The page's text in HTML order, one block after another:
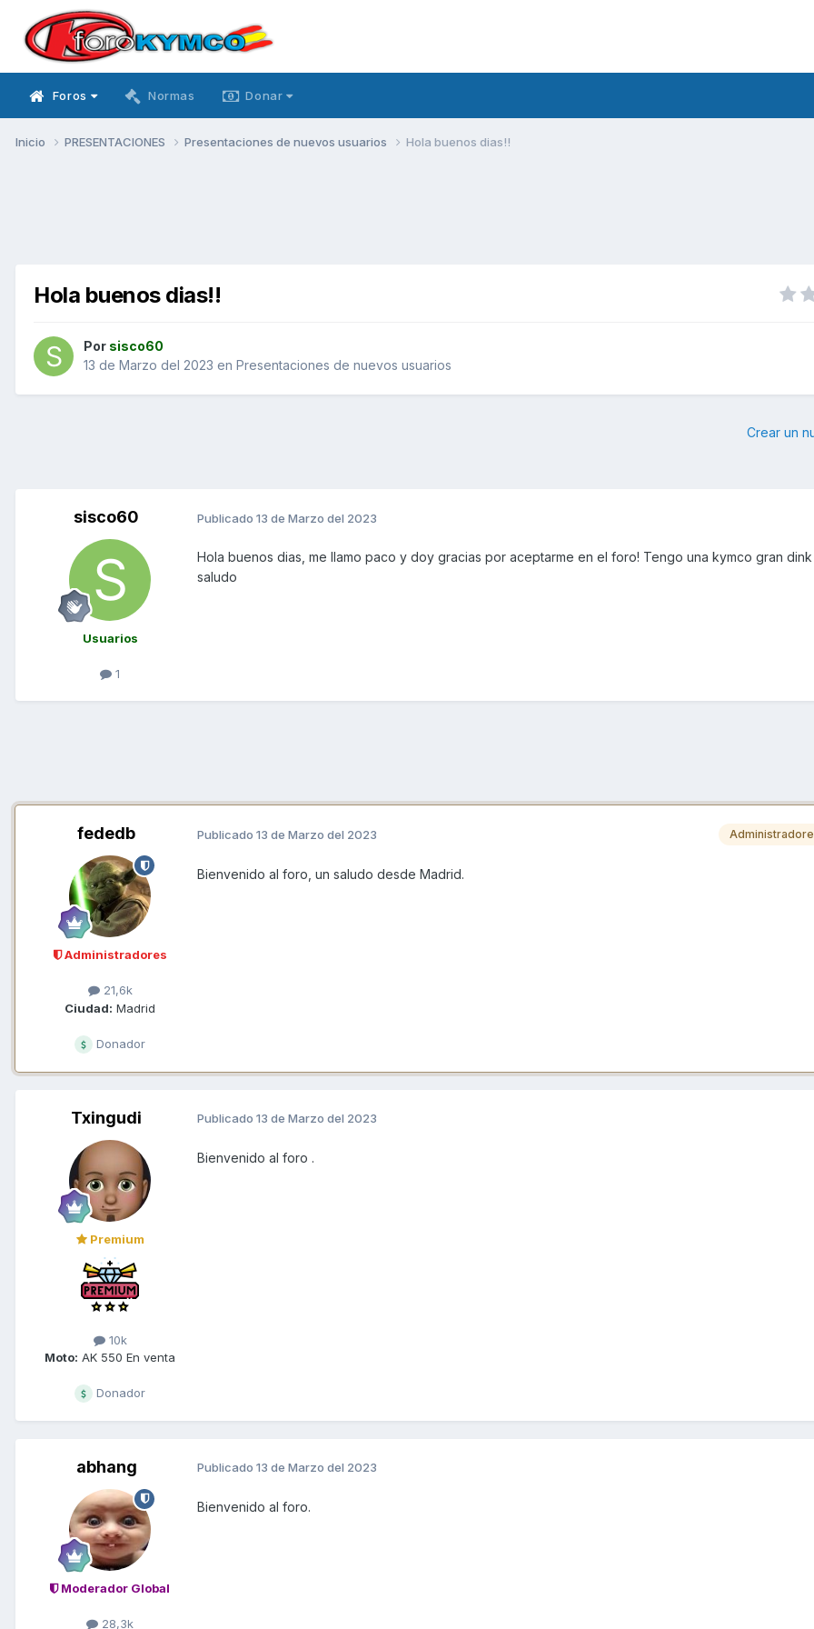
Foros Normas Donar
Inicio PRESENTACIONES Presentaciones de nuevos usuarios Hola buenos dias!!
Hola buenos dias!!
Por sisco60
13 de Marzo del 2023 en Presentaciones de nuevos usuarios
Crear un
sisco60
Usuarios
1
Publicado 13 de Marzo del 2023
Hola buenos dias, me llamo paco y doy gracias por aceptarme en el foro! Tengo una kymco gran dink
saludo
fededb
Administradores
21,6k
Ciudad: Madrid
Donador
Publicado 13 de Marzo del 2023
Bienvenido al foro, un saludo desde Madrid.
Txingudi
Premium
10k
Moto: AK 550 En venta
Donador
Publicado 13 de Marzo del 2023
Bienvenido al foro .
abhang
Moderador Global
28,3k
Publicado 13 de Marzo del 2023
Bienvenido al foro.